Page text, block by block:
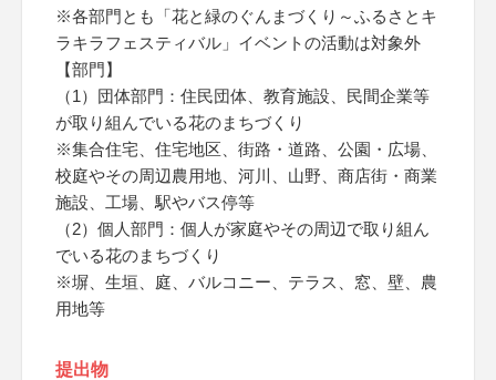
※各部門とも「花と緑のぐんまづくり～ふるさとキ
ラキラフェスティバル」イベントの活動は対象外
【部門】
（1）団体部門：住民団体、教育施設、民間企業等
が取り組んでいる花のまちづくり
※集合住宅、住宅地区、街路・道路、公園・広場、
校庭やその周辺農用地、河川、山野、商店街・商業
施設、工場、駅やバス停等
（2）個人部門：個人が家庭やその周辺で取り組ん
でいる花のまちづくり
※塀、生垣、庭、バルコニー、テラス、窓、壁、農
用地等
提出物